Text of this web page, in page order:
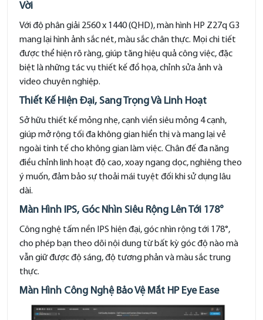
Vời
Với độ phân giải 2560 x 1440 (QHD), màn hình HP Z27q G3
mang lại hình ảnh sắc nét, màu sắc chân thực. Mọi chi tiết
được thể hiện rõ ràng, giúp tăng hiệu quả công việc, đặc
biệt là những tác vụ thiết kế đồ họa, chỉnh sửa ảnh và
video chuyên nghiệp.
Thiết Kế Hiện Đại, Sang Trọng Và Linh Hoạt
Sở hữu thiết kế mỏng nhẹ, cạnh viền siêu mỏng 4 cạnh,
giúp mở rộng tối đa không gian hiển thị và mang lại vẻ
ngoài tinh tế cho không gian làm việc. Chân đế đa năng
điều chỉnh linh hoạt độ cao, xoay ngang dọc, nghiêng theo
ý muốn, đảm bảo sự thoải mái tuyệt đối khi sử dụng lâu
dài.
Màn Hình IPS, Góc Nhìn Siêu Rộng Lên Tới 178°
Công nghệ tấm nền IPS hiện đại, góc nhìn rộng tới 178°,
cho phép bạn theo dõi nội dung từ bất kỳ góc độ nào mà
vẫn giữ được độ sáng, độ tương phản và màu sắc trung
thực.
Màn Hình Công Nghệ Bảo Vệ Mắt HP Eye Ease